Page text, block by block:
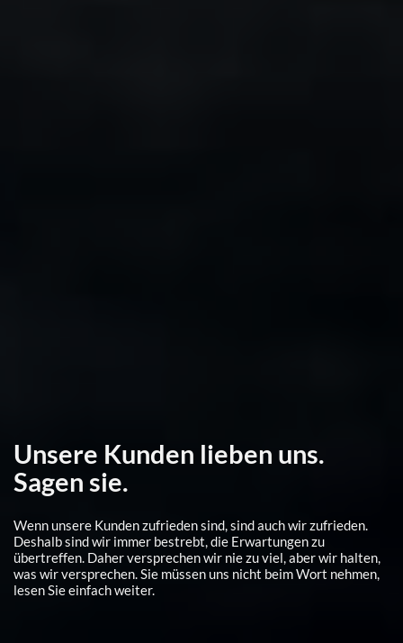
Unsere Kunden lieben uns.
Sagen sie.
Wenn unsere Kunden zufrieden sind, sind auch wir zufrieden.
Deshalb sind wir immer bestrebt, die Erwartungen zu
übertreffen. Daher versprechen wir nie zu viel, aber wir halten,
was wir versprechen. Sie müssen uns nicht beim Wort nehmen,
lesen Sie einfach weiter.